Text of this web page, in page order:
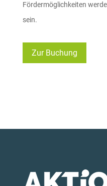
Fördermöglichkeiten
sein.
Zur Buchung